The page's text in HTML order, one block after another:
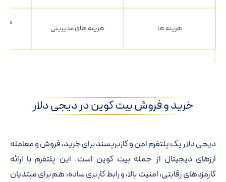
هزینه ها هزینه های مدیریتی
خرید و فروش بیت کوین در دیجی دلار
دیجی دلار یک پلتفرم امن و کاربرپسند برای خرید، فروش و معامله
ارزهای دیجیتال از جمله بیت کوین است. این پلتفرم با ارائه
کارمزدهای رقابتی، امنیت بالا، و رابط کاربری ساده، هم برای مبتدیان